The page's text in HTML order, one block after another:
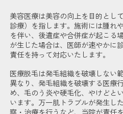
美容医療は美容の向上を目的とし
診療）を指します。施術には腫れ
を伴い、後遺症や合併症が起こる
が生じた場合は、医師が速やかに
責任を持って対応いたします。
医療脱毛は発毛組織を破壊しない
異なり、発毛組織を破壊する医療
め、毛のう炎や硬毛化、やけどと
います。万一肌トラブルが発生し
察・治療を行うなど、当院が責任